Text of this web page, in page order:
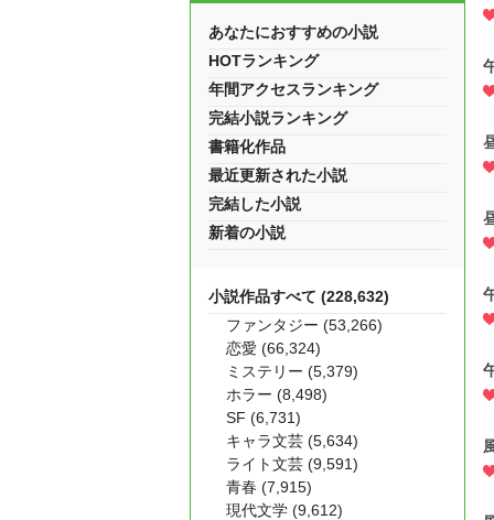
あなたにおすすめの小説
HOTランキング
年間アクセスランキング
完結小説ランキング
書籍化作品
最近更新された小説
完結した小説
新着の小説
小説作品すべて (228,632)
ファンタジー (53,266)
恋愛 (66,324)
ミステリー (5,379)
ホラー (8,498)
SF (6,731)
キャラ文芸 (5,634)
ライト文芸 (9,591)
青春 (7,915)
現代文学 (9,612)